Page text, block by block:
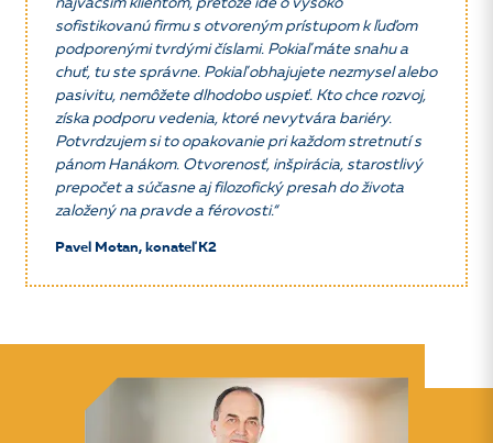
najväčším klientom, pretože ide o vysoko
sofistikovanú firmu s otvoreným prístupom k ľuďom
podporenými tvrdými číslami. Pokiaľ máte snahu a
chuť, tu ste správne. Pokiaľ obhajujete nezmysel alebo
pasivitu, nemôžete dlhodobo uspieť. Kto chce rozvoj,
získa podporu vedenia, ktoré nevytvára bariéry.
Potvrdzujem si to opakovanie pri každom stretnutí s
pánom Hanákom. Otvorenosť, inšpirácia, starostlivý
prepočet a súčasne aj filozofický presah do života
založený na pravde a férovosti.“
Pavel Motan, konateľ K2